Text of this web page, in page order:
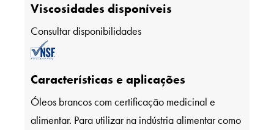
Viscosidades disponíveis
Consultar disponibilidades
Características e aplicações
Óleos brancos com certificação medicinal e
alimentar. Para utilizar na indústria alimentar como